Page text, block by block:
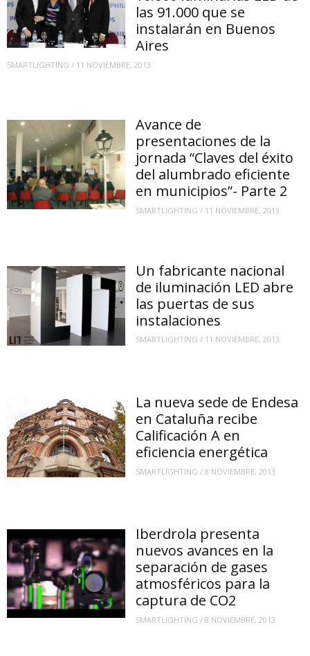
las 91.000 que se
instalarán en Buenos
Aires
SMARTLIGHTING / 11 NOVIEMBRE, 2013
Avance de
presentaciones de la
jornada “Claves del éxito
del alumbrado eficiente
en municipios”- Parte 2
SMARTLIGHTING / 11 NOVIEMBRE, 2013
Un fabricante nacional
de iluminación LED abre
las puertas de sus
instalaciones
SMARTLIGHTING / 11 NOVIEMBRE, 2013
La nueva sede de Endesa
en Cataluña recibe
Calificación A en
eficiencia energética
SMARTLIGHTING /8 NOVIEMBRE, 2013
Iberdrola presenta
nuevos avances en la
separación de gases
atmosféricos para la
captura de CO2
SMARTLIGHTING /8 NOVIEMBRE, 2013